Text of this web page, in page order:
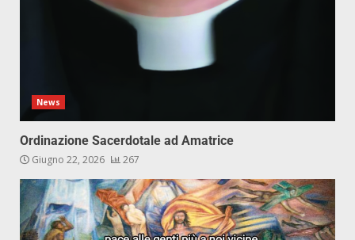
News
Ordinazione Sacerdotale ad Amatrice
Giugno 22, 2026 267